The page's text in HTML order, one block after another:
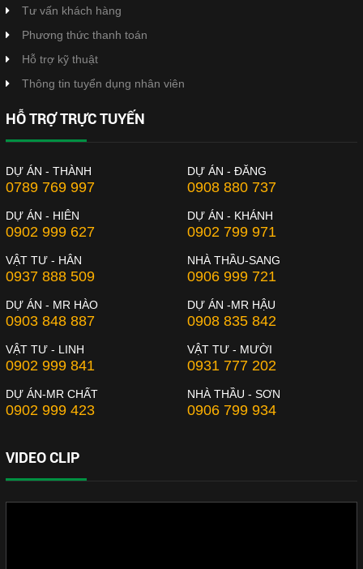
Tư vấn khách hàng
Phương thức thanh toán
Hỗ trợ kỹ thuật
Thông tin tuyển dụng nhân viên
HỖ TRỢ TRỰC TUYẾN
DỰ ÁN - THÀNH
0789 769 997
DỰ ÁN - ĐĂNG
0908 880 737
DỰ ÁN - HIÊN
0902 999 627
DỰ ÁN - KHÁNH
0902 799 971
VẬT TƯ - HÂN
0937 888 509
NHÀ THẦU-SANG
0906 999 721
DỰ ÁN - MR HÀO
0903 848 887
DỰ ÁN -MR HẬU
0908 835 842
VẬT TƯ - LINH
0902 999 841
VẬT TƯ - MƯỜI
0931 777 202
DỰ ÁN-MR CHẤT
0902 999 423
NHÀ THẦU - SƠN
0906 799 934
VIDEO CLIP